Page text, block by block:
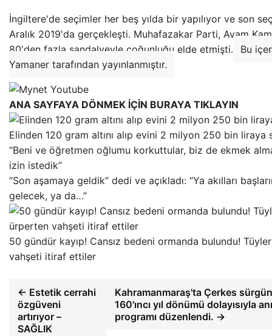
İngiltere'de seçimler her beş yılda bir yapılıyor ve son
Aralık 2019'da gerçekleşti. Muhafazakar Parti, Avam
80'den fazla sandalyeyle çoğunluğu elde etmişti.
Bu
Yamaner tarafından yayınlanmıştır.
ANA SAYFAYA DÖNMEK İÇİN BURAYA TIKLAYIN
Elinden 120 gram altını alıp evini 2 milyon 250 bin liraya
“Beni ve öğretmen oğlumu korkuttular, biz de ekmek
izin istedik”
“Son aşamaya geldik” dedi ve açıkladı: “Ya akılları
gelecek, ya da…”
50 gündür kayıp! Cansız bedeni ormanda bulundu!
vahşeti itiraf ettiler
← Estetik cerrahi
özgüveni
artırıyor –
SAĞLIK
Kahramanmaraş'ta Çerkes
160'ıncı yıl dönümü dolayısıyla
programı düzenlendi. →